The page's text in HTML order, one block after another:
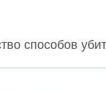
способов